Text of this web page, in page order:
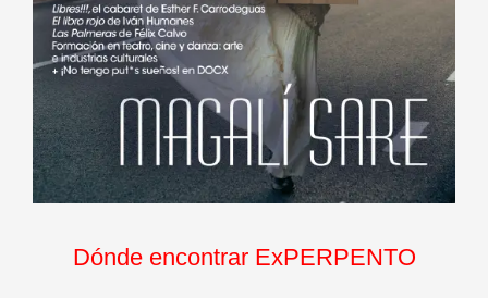
Dónde encontrar ExPERPENTO